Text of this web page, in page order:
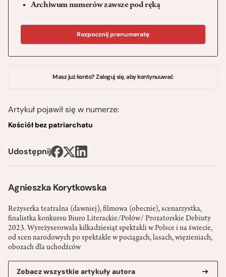
Agnieszka Korytkowska
Reżyserka teatralna (dawniej), filmowa (obecnie), scenarzystka,
finalistka konkursu Biuro Literackie/Połów/ Prozatorskie Debiuty
2023. Wyreżyserowała kilkadziesiąt spektakli w Polsce i na świecie,
od scen narodowych po spektakle w pociągach, lasach, więzieniach,
obozach dla uchodźców
Zobacz wszystkie artykuły autora
Archiwum numerów zawsze pod ręką
Rozpocznij prenumeratę
Masz już konto? Zaloguj się, aby kontynuuwać
Artykuł pojawił się w numerze:
Kościół bez patriarchatu
Udostępnij